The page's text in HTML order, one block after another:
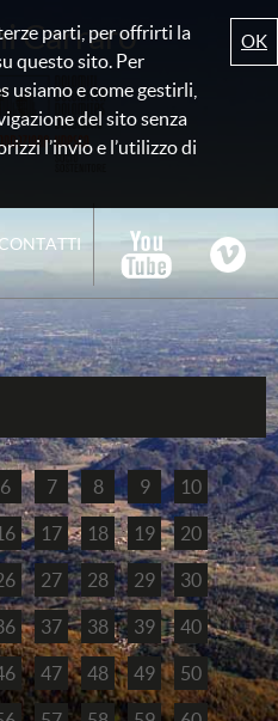
parti, per offrirti la
questo sito. Per
usiamo e come gestirli,
del sito senza
l’invio e l’utilizzo di
OK
Carraro
CONTATTI
6 7 8 9 10
17 18 19 20
27 28 29 30
37 38 39 40
47 48 49 50